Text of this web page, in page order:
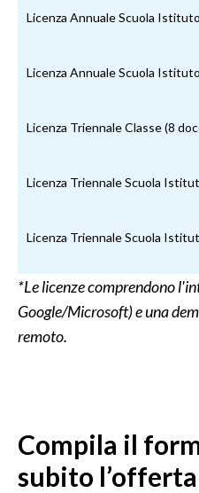
Licenza Annuale Scuola
Licenza Annuale Scuola
Licenza Triennale Classe (8
Licenza Triennale Scuola
Licenza Triennale Scuola
*Le licenze comprendono
Google/Microsoft) e una
remoto.
Compila il
subito